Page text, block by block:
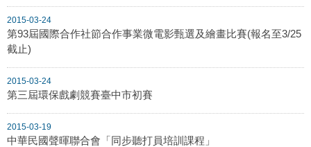
2015-03-24
第93屆國際合作社節合作事業微電影甄選及繪畫比賽(報名至3/25
截止)
2015-03-24
第三屆環保戲劇競賽臺中市初賽
2015-03-19
中華民國聲暉聯合會「同步聽打員培訓課程」